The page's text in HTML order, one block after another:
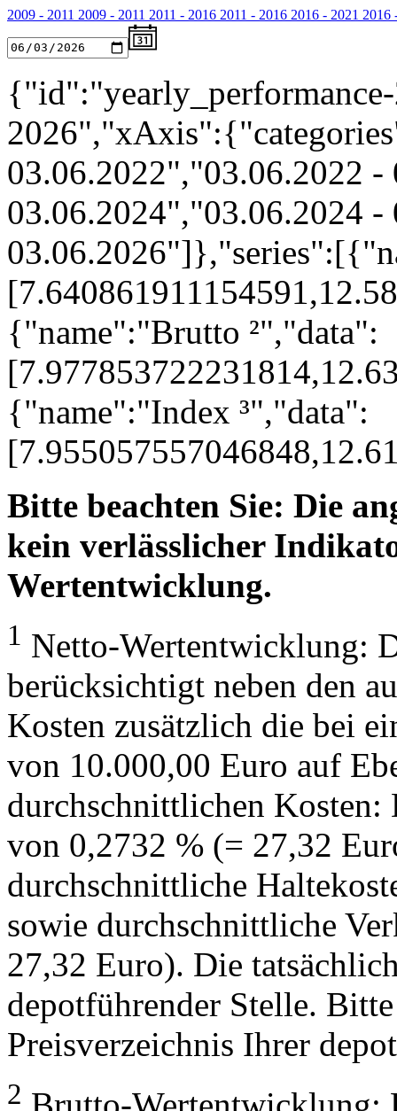
2009 - 2011 2009 - 2011 2011 - 2016 2011 - 2016 2016 - 2021 2016
03.06.2022","03.06.2022
03.06.2024","03.06.2024
{"name":"Brutto ²","data":
{"name":"Index ³","data":
Bitte beachten Sie: Die
kein verlässlicher
Wertentwicklung.
1 Netto-Wertentwicklung:
berücksichtigt neben den
Kosten zusätzlich die bei
von 10.000,00 Euro auf
durchschnittlichen
von 0,2732 % (= 27,32
durchschnittliche
sowie durchschnittliche
27,32 Euro). Die
depotführender Stelle.
Preisverzeichnis Ihrer
2